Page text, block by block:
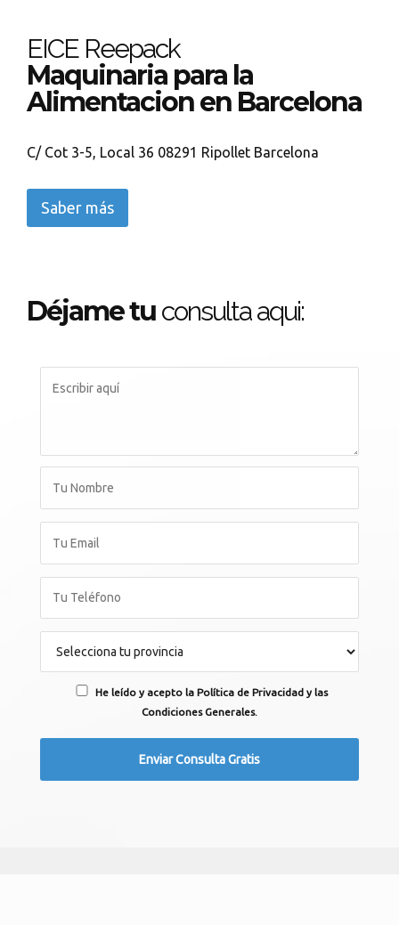
EICE Reepack
Maquinaria para la
Alimentacion en Barcelona
C/ Cot 3-5, Local 36 08291 Ripollet Barcelona
Saber más
Déjame tu consulta aqui:
He leído y acepto la Política de Privacidad y las
Condiciones Generales.